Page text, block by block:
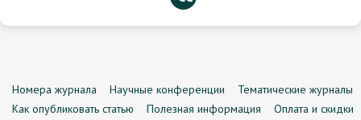
Номера журнала Научные конференции
Тематические журналы
Как опубликовать статью
Полезная информация
Оплата и скидки